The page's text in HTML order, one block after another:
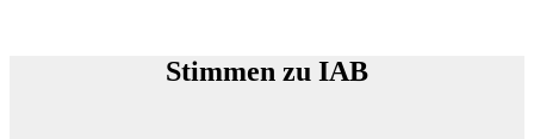
Stimmen zu IAB